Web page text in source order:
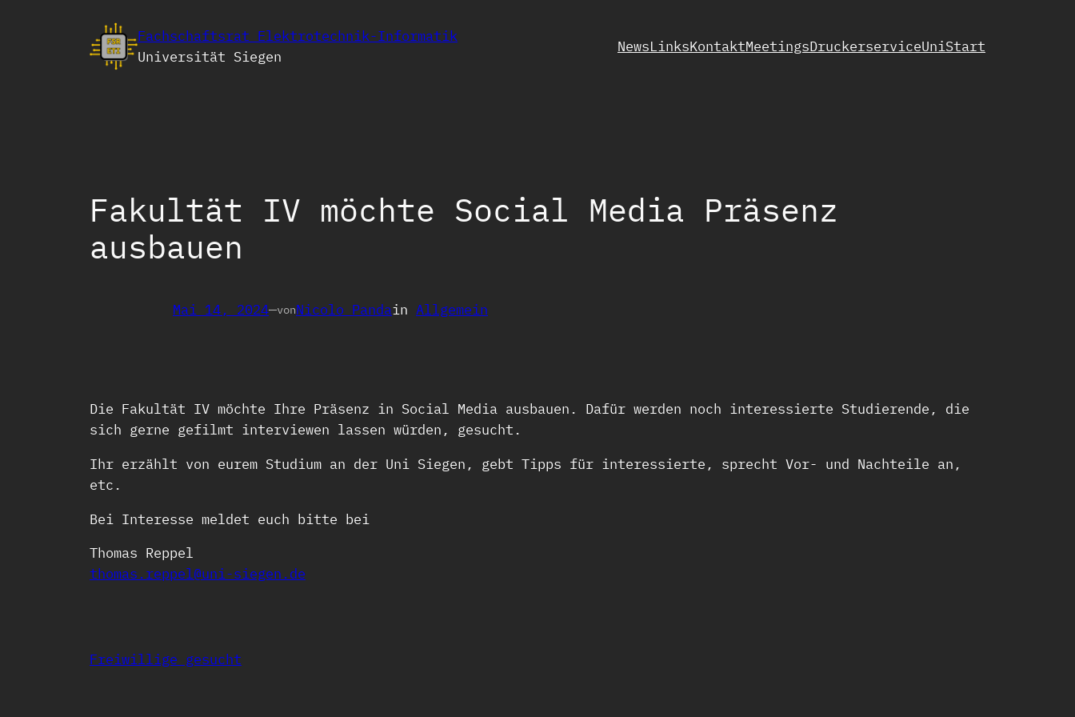
Fachschaftsrat Elektrotechnik-Informatik
Universität Siegen
NewsLinksKontaktMeetingsDruckerserviceUniStart
Fakultät IV möchte Social Media Präsenz
ausbauen
Mai 14, 2024—vonNicolo Pandain Allgemein
Die Fakultät IV möchte Ihre Präsenz in Social Media ausbauen. Dafür werden noch interessierte Studierende, die
sich gerne gefilmt interviewen lassen würden, gesucht.
Ihr erzählt von eurem Studium an der Uni Siegen, gebt Tipps für interessierte, sprecht Vor- und Nachteile an,
etc.
Bei Interesse meldet euch bitte bei
Thomas Reppel
thomas.reppel@uni-siegen.de
Freiwillige gesucht